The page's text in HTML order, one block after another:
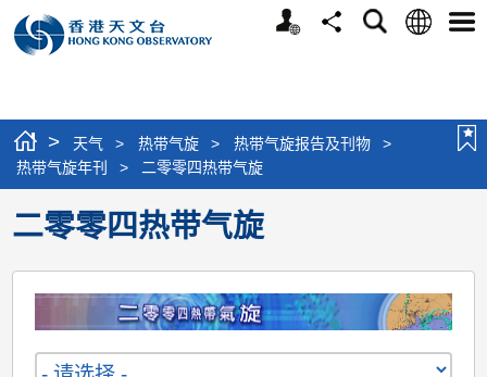
个
分
搜
语
选
> 天气 > 热带气旋 > 热带气旋报告及刊物
>
热带气旋年刊
> 二零零四热带气旋
二零零四热带气旋